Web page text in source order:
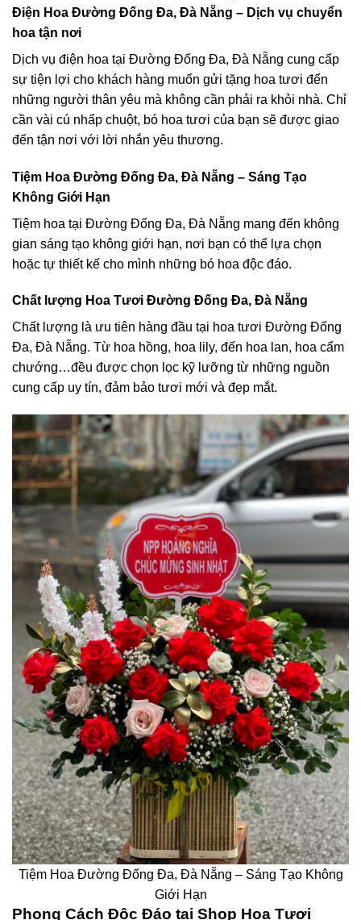
Điện Hoa Đường Đống Đa, Đà Nẵng – Dịch vụ chuyển
hoa tận nơi
Dịch vụ điện hoa tại Đường Đống Đa, Đà Nẵng cung cấp
sự tiện lợi cho khách hàng muốn gửi tặng hoa tươi đến
những người thân yêu mà không cần phải ra khỏi nhà. Chỉ
cần vài cú nhấp chuột, bó hoa tươi của bạn sẽ được giao
đến tận nơi với lời nhắn yêu thương.
Tiệm Hoa Đường Đống Đa, Đà Nẵng – Sáng Tạo
Không Giới Hạn
Tiệm hoa tại Đường Đống Đa, Đà Nẵng mang đến không
gian sáng tạo không giới hạn, nơi bạn có thể lựa chọn
hoặc tự thiết kế cho mình những bó hoa độc đáo.
Chất lượng Hoa Tươi Đường Đống Đa, Đà Nẵng
Chất lượng là ưu tiên hàng đầu tại hoa tươi Đường Đống
Đa, Đà Nẵng. Từ hoa hồng, hoa lily, đến hoa lan, hoa cẩm
chướng…đều được chọn lọc kỹ lưỡng từ những nguồn
cung cấp uy tín, đảm bảo tươi mới và đẹp mắt.
Tiệm Hoa Đường Đống Đa, Đà Nẵng – Sáng Tạo Không
Giới Hạn
Phong Cách Độc Đáo tại Shop Hoa Tươi